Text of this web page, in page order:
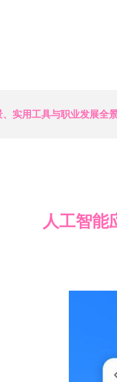
、实用工具与职业发展全
人工智能